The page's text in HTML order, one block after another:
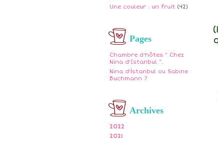
Une couleur : un fruit (42)
Pages
Chambre d'hôtes " Chez
Nina d'Istanbul ".
Nina d'İstanbul ou Sabine
Buchmann ?
Archives
2022
2021